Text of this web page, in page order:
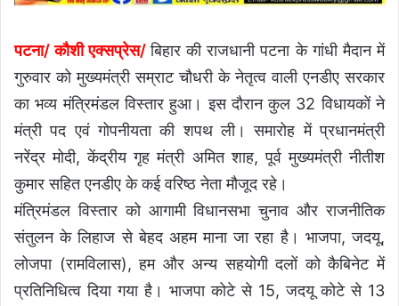
पटना/ कौशी एक्सप्रेस/बिहार की राजधानी पटना के गांधी मैदान में
गुरुवार को मुख्यमंत्री सम्राट चौधरी के नेतृत्व वाली एनडीए सरकार
का भव्य मंत्रिमंडल विस्तार हुआ। इस दौरान कुल 32 विधायकों ने
मंत्री पद एवं गोपनीयता की शपथ ली। समारोह में प्रधानमंत्री
नरेंद्र मोदी, केंद्रीय गृह मंत्री अमित शाह, पूर्व मुख्यमंत्री नीतीश
कुमार सहित एनडीए के कई वरिष्ठ नेता मौजूद रहे।
मंत्रिमंडल विस्तार को आगामी विधानसभा चुनाव और राजनीतिक
संतुलन के लिहाज से बेहद अहम माना जा रहा है। भाजपा, जदयू,
लोजपा (रामविलास), हम और अन्य सहयोगी दलों को कैबिनेट में
प्रतिनिधित्व दिया गया है। भाजपा कोटे से 15, जदयू कोटे से 13